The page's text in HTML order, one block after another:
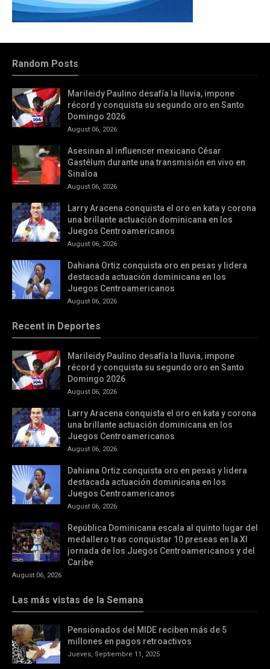
Random Posts
Marileidy Paulino desafía la lluvia, impone
récord y conquista su segundo oro en Santo
Domingo 2026
August 06, 2026
Asesinan al influencer mexicano César
Gastélum durante una transmisión en vivo en
Sinaloa
August 06, 2026
Larry Aracena conquista el oro en kata y corona
una brillante actuación dominicana en los
Juegos Centroamericanos
August 06, 2026
Dahiana Ortiz conquista oro en pesas y lidera
destacada actuación dominicana en los
Juegos Centroamericanos
August 06, 2026
Recent in Deportes
Marileidy Paulino desafía la lluvia, impone
récord y conquista su segundo oro en Santo
Domingo 2026
August 06, 2026
Larry Aracena conquista el oro en kata y corona
una brillante actuación dominicana en los
Juegos Centroamericanos
August 06, 2026
Dahiana Ortiz conquista oro en pesas y lidera
destacada actuación dominicana en los
Juegos Centroamericanos
August 06, 2026
República Dominicana escala al quinto lugar del
medallero tras conquistar 10 preseas en la XI
jornada de los Juegos Centroamericanos y del
Caribe
August 06, 2026
Las más vistas de la Semana
Pensionados del MIDE reciben más de 5
millones en pagos retroactivos
Jueves, Septiembre 11, 2025